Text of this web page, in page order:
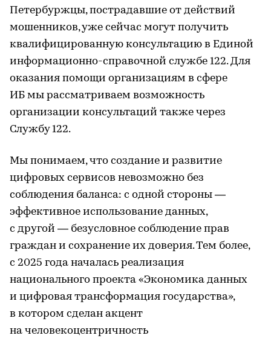
Петербуржцы, пострадавшие от действий
мошенников, уже сейчас могут получить
квалифицированную консультацию в Единой
информационно-справочной службе 122. Для
оказания помощи организациям в сфере
ИБ мы рассматриваем возможность
организации консультаций также через
Службу 122.
Мы понимаем, что создание и развитие
цифровых сервисов невозможно без
соблюдения баланса: с одной стороны —
эффективное использование данных,
с другой — безусловное соблюдение прав
граждан и сохранение их доверия. Тем более,
с 2025 года началась реализация
национального проекта «Экономика данных
и цифровая трансформация государства»,
в котором сделан акцент
на человекоцентричность